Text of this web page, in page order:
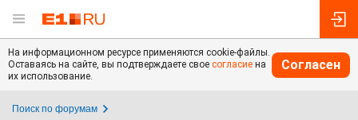
На информационном ресурсе применяются cookie-файлы.
Оставаясь на сайте, вы подтверждаете свое согласие на
их использование.
Согласен
Поиск по форумам